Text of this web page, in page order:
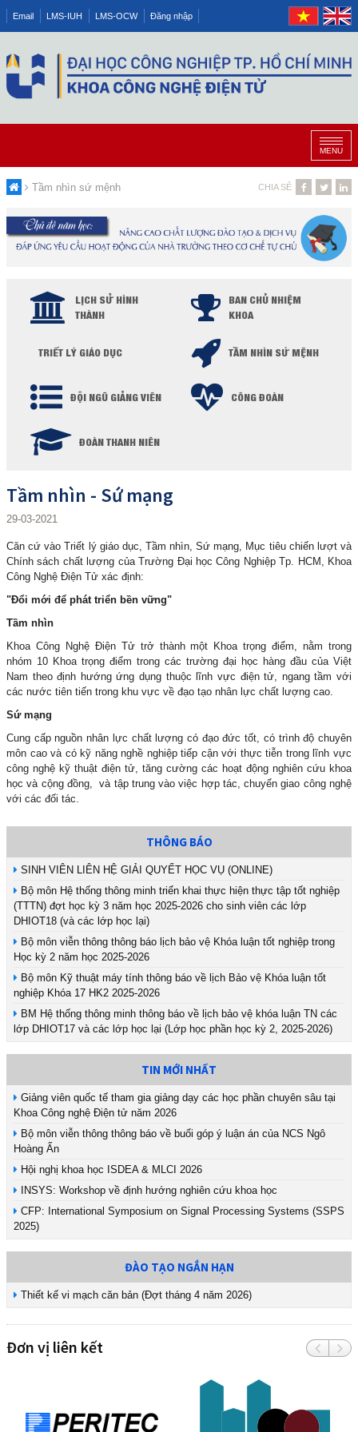
Email LMS-IUH LMS-OCW Đăng nhập
MENU
Tầm nhìn sứ mệnh CHIA SẺ
LỊCH SỬ HÌNH
THÀNH
BAN CHỦ NHIỆM
KHOA
TRIẾT LÝ GIÁO DỤC TẦM NHÌN SỨ MỆNH
ĐỘI NGŨ GIẢNG VIÊN CÔNG ĐOÀN
ĐOÀN THANH NIÊN
Tầm nhìn - Sứ mạng
29-03-2021
Căn cứ vào Triết lý giáo dục, Tầm nhìn, Sứ mạng, Mục tiêu chiến lượt và
Chính sách chất lượng của Trường Đại học Công Nghiệp Tp. HCM, Khoa
Công Nghệ Điện Tử xác định:
"Đổi mới để phát triển bền vững"
Tầm nhìn
Khoa Công Nghệ Điện Tử trở thành một Khoa trọng điểm, nằm trong
nhóm 10 Khoa trọng điểm trong các trường đại học hàng đầu của Việt
Nam theo định hướng ứng dụng thuộc lĩnh vực điện tử, ngang tầm với
các nước tiên tiến trong khu vực về đạo tạo nhân lực chất lượng cao.
Sứ mạng
Cung cấp nguồn nhân lực chất lượng có đạo đức tốt, có trình độ chuyên
môn cao và có kỹ năng nghề nghiệp tiếp cận với thực tiễn trong lĩnh vực
công nghệ kỹ thuật điện tử, tăng cường các hoạt động nghiên cứu khoa
học và cộng đồng, và tập trung vào việc hợp tác, chuyển giao công nghệ
với các đối tác.
THÔNG BÁO
SINH VIÊN LIÊN HỆ GIẢI QUYẾT HỌC VỤ (ONLINE)
Bộ môn Hệ thống thông minh triển khai thực hiện thực tập tốt nghiệp
(TTTN) đợt học kỳ 3 năm học 2025-2026 cho sinh viên các lớp
DHIOT18 (và các lớp học lại)
Bộ môn viễn thông thông báo lịch bảo vệ Khóa luận tốt nghiệp trong
Học kỳ 2 năm học 2025-2026
Bộ môn Kỹ thuật máy tính thông báo về lịch Bảo vệ Khóa luận tốt
nghiệp Khóa 17 HK2 2025-2026
BM Hệ thống thông minh thông báo về lịch bảo vệ khóa luận TN các
lớp DHIOT17 và các lớp học lại (Lớp học phần học kỳ 2, 2025-2026)
TIN MỚI NHẤT
Giảng viên quốc tế tham gia giảng dạy các học phần chuyên sâu tại
Khoa Công nghệ Điện tử năm 2026
Bộ môn viễn thông thông báo về buổi góp ý luận án của NCS Ngô
Hoàng Ấn
Hội nghị khoa học ISDEA & MLCI 2026
INSYS: Workshop về định hướng nghiên cứu khoa học
CFP: International Symposium on Signal Processing Systems (SSPS
2025)
ĐÀO TẠO NGẮN HẠN
Thiết kế vi mạch căn bản (Đợt tháng 4 năm 2026)
Đơn vị liên kết